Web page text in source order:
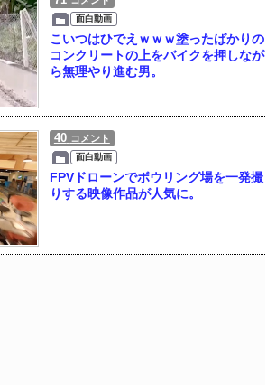
面白動画
こいつはひでえｗｗｗ塗ったばかりの
コンクリートの上をバイクを押しなが
ら無理やり進む男。
40 コメント
面白動画
FPVドローンでボウリング場を一発撮
りする映像作品が人気に。